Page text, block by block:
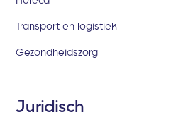
Transport en logistiek
Gezondheidszorg
Juridisch